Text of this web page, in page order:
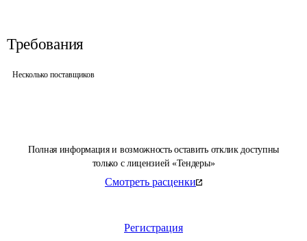
Полная информация и возможность оставить отклик доступны
только с лицензией «Тендеры»
Смотреть расценки
Регистрация
Требования
Несколько поставщиков